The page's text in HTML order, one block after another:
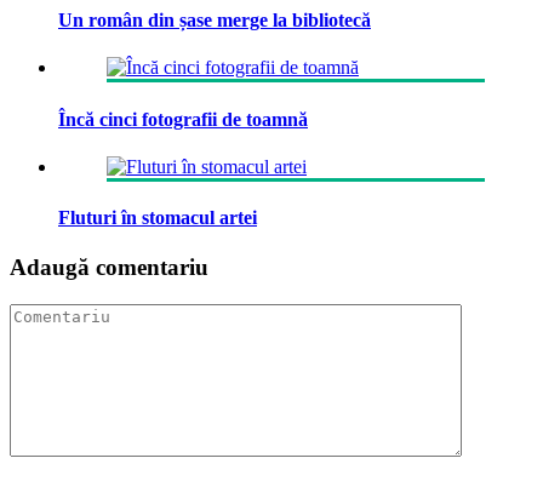
Un român din șase merge la bibliotecă
Încă cinci fotografii de toamnă
Fluturi în stomacul artei
Adaugă comentariu